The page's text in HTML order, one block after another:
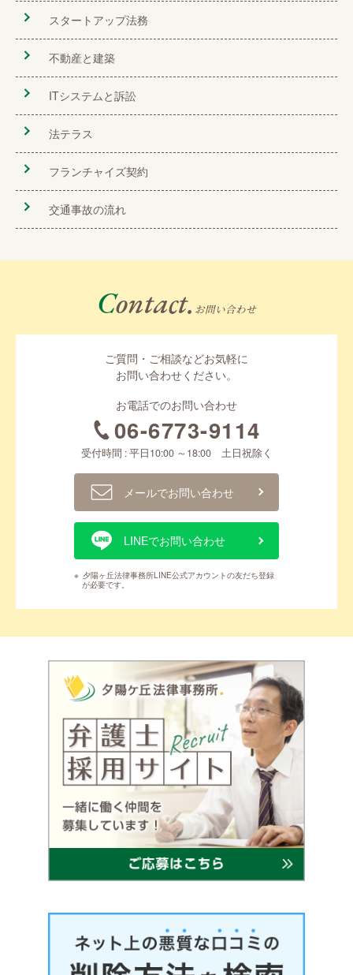
スタートアップ法務
不動産と建築
ITシステムと訴訟
法テラス
フランチャイズ契約
交通事故の流れ
Contact. お問い合わせ
ご質問・ご相談などお気軽に
お問い合わせください。
お電話でのお問い合わせ
06-6773-9114
受付時間 : 平日10:00 ～18:00 土日祝除く
メールでお問い合わせ
LINEでお問い合わせ
※ 夕陽ヶ丘法律事務所LINE公式アカウントの友だち登録
が必要です。